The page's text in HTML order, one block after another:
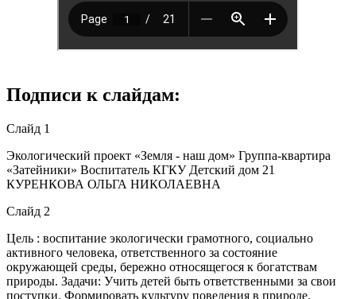
Подписи к слайдам:
Слайд 1
Экологический проект «Земля - наш дом» Группа-квартира
«Затейники» Воспитатель КГКУ Детский дом 21
КУРЕНКОВА ОЛЬГА НИКОЛАЕВНА
Слайд 2
Цель : воспитание экологически грамотного, социально
активного человека, ответственного за состояние
окружающей среды, бережно относящегося к богатствам
природы. Задачи: Учить детей быть ответственными за свои
поступки. Формировать культуру поведения в природе.